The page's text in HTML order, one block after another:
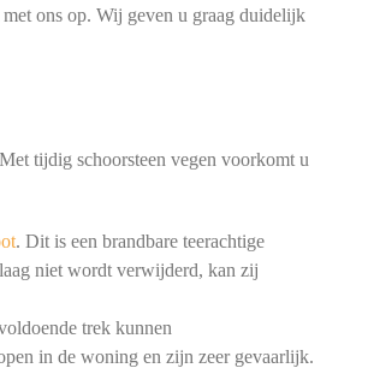
ons op. Wij geven u graag duidelijk
tijdig schoorsteen vegen voorkomt u
. Dit is een brandbare teerachtige
niet wordt verwijderd, kan zij
trek kunnen
in de woning en zijn zeer gevaarlijk.